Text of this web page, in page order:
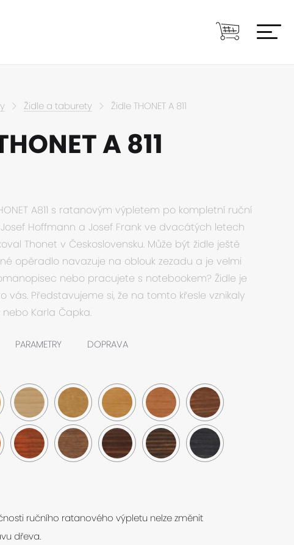
Židle a taburety Židle THONET A 811
A 811
A811 s ratanovým výpletem po kompletní ruční
Hoffmann a Josef Frank ve dvacátých letech
Thonet v Československu. Může být židle ještě
opěradlo navazuje na oblouk zezadu a je velmi
nebo pracujete s notebookem? Židle je
vás. Představujeme si, že na tomto křesle vznikaly
nebo Karla Čapka.
PARAMETRY DOPRAVA
ručního ratanového výpletu nelze změnit
dřeva.